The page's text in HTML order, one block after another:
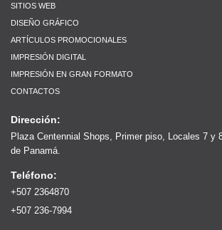
SITIOS WEB
DISEÑO GRÁFICO
ARTÍCULOS PROMOCIONALES
IMPRESIÓN DIGITAL
IMPRESIÓN EN GRAN FORMATO
CONTACTOS
Dirección:
Plaza Centennial Shops, Primer piso, Locales 7 y
de Panamá.
Teléfono:
+507 2364870
+507 236-7994